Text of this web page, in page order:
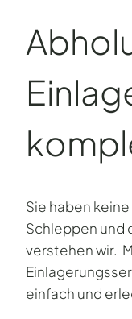
Sie haben
Schleppen und
verstehen wir.
einfach und